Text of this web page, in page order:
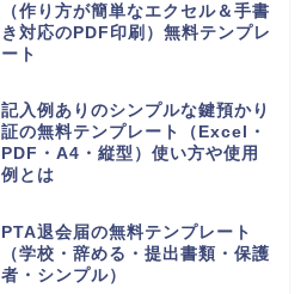
（作り方が簡単なエクセル＆手書
き対応のPDF印刷）無料テンプレ
ート
記入例ありのシンプルな鍵預かり
証の無料テンプレート（Excel・
PDF・A4・縦型）使い方や使用
例とは
PTA退会届の無料テンプレート
（学校・辞める・提出書類・保護
者・シンプル）